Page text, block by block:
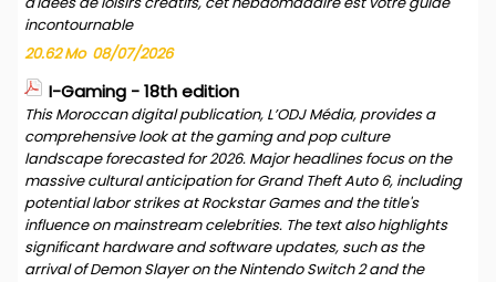
incontournable
20.62 Mo 08/07/2026
I-Gaming - 18th edition
This Moroccan digital publication, L’ODJ Média, provides a
comprehensive look at the gaming and pop culture
landscape forecasted for 2026. Major headlines focus on the
massive cultural anticipation for Grand Theft Auto 6, including
potential labor strikes at Rockstar Games and the title's
influence on mainstream celebrities. The text also highlights
significant hardware and software updates, such as the
arrival of Demon Slayer on the Nintendo Switch 2 and the